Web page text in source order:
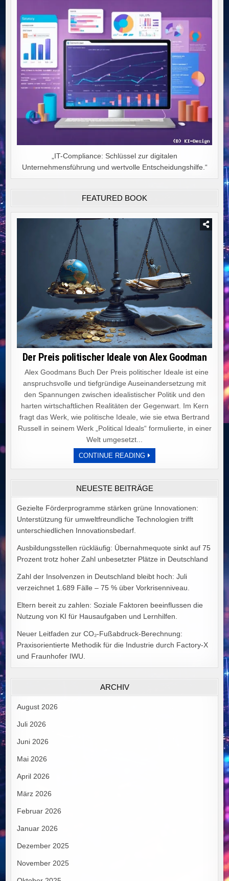
„IT-Compliance: Schlüssel zur digitalen
Unternehmensführung und wertvolle Entscheidungshilfe.“
FEATURED BOOK
Der Preis politischer Ideale von Alex Goodman
Alex Goodmans Buch Der Preis politischer Ideale ist eine
anspruchsvolle und tiefgründige Auseinandersetzung mit
den Spannungen zwischen idealistischer Politik und den
harten wirtschaftlichen Realitäten der Gegenwart. Im Kern
fragt das Werk, wie politische Ideale, wie sie etwa Bertrand
Russell in seinem Werk „Political Ideals“ formulierte, in einer
Welt umgesetzt...
CONTINUE READINGDER
PREIS
POLITISCHER
VON
ALEX
GOODMAN
NEUESTE BEITRÄGE
Gezielte Förderprogramme stärken grüne Innovationen:
Unterstützung für umweltfreundliche Technologien trifft
unterschiedlichen Innovationsbedarf.
Ausbildungsstellen rückläufig: Übernahmequote sinkt auf 75
Prozent trotz hoher Zahl unbesetzter Plätze in Deutschland
Zahl der Insolvenzen in Deutschland bleibt hoch: Juli
verzeichnet 1.689 Fälle – 75 % über Vorkrisenniveau.
Eltern bereit zu zahlen: Soziale Faktoren beeinflussen die
Nutzung von KI für Hausaufgaben und Lernhilfen.
Neuer Leitfaden zur CO₂-Fußabdruck-Berechnung:
Praxisorientierte Methodik für die Industrie durch Factory-X
und Fraunhofer IWU.
ARCHIV
August 2026
Juli 2026
Juni 2026
Mai 2026
April 2026
März 2026
Februar 2026
Januar 2026
Dezember 2025
November 2025